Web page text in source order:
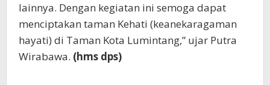
lainnya. Dengan kegiatan ini semoga dapat
menciptakan taman Kehati (keanekaragaman
hayati) di Taman Kota Lumintang,” ujar Putra
Wirabawa. (hms dps)